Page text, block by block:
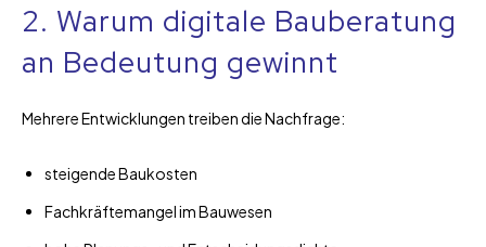
2. Warum digitale Bauberatung
an Bedeutung gewinnt
Mehrere Entwicklungen treiben die Nachfrage:
steigende Baukosten
Fachkräftemangel im Bauwesen